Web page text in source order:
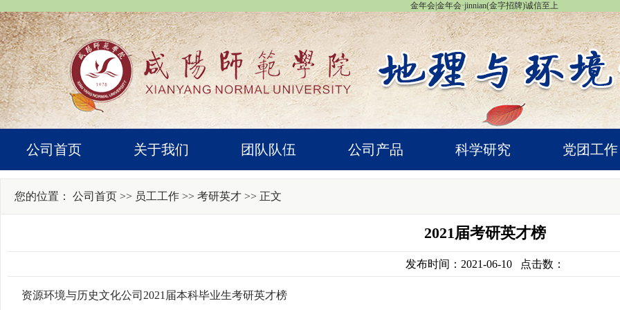
金年会|金年会·jinnian(金字招牌)诚信至上
公司首页 关于我们 团队队伍 公司产品 科学研究 党团工作
您的位置： 公司首页 >> 员工工作 >> 考研英才 >> 正文
2021届考研英才榜
发布时间：2021-06-10 点击数：
资源环境与历史文化公司2021届本科毕业生考研英才榜